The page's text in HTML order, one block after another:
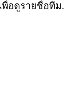
พื่อดูรายชื่อทีม.